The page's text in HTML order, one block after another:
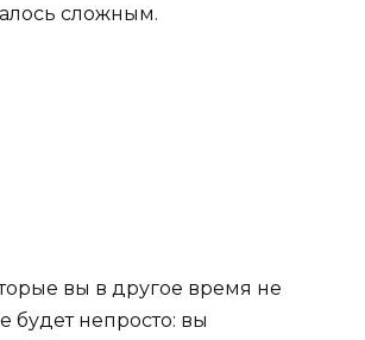
сложным.
вы в другое время не
будет непросто: вы